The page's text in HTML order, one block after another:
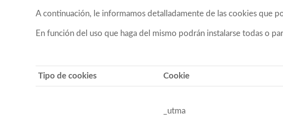
A continuación, le informamos detalladamente de las cookies que
En función del uso que haga del mismo podrán instalarse todas o
Tipo de cookies Cookie
_utma